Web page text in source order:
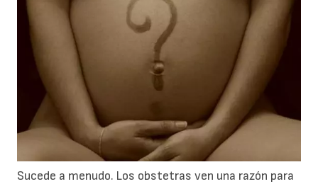
Sucede a menudo. Los obstetras ven una razón para